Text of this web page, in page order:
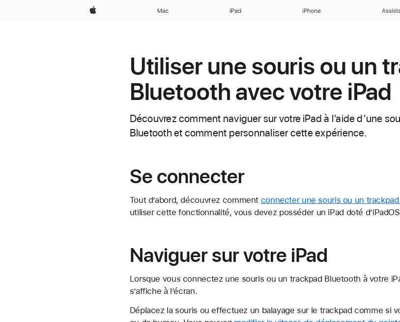
Apple Mac iPad iPhone
Utiliser une souris ou un
Bluetooth avec votre iPad
Découvrez comment naviguer sur votre iPad à l’aide d’une
Bluetooth et comment personnaliser cette expérience.
Se connecter
Tout d’abord, découvrez comment connecter une souris ou un
utiliser cette fonctionnalité, vous devez posséder un iPad doté
Naviguer sur votre iPad
Lorsque vous connectez une souris ou un trackpad Bluetooth à votre
s’affiche à l’écran.
Déplacez la souris ou effectuez un balayage sur le trackpad comme si